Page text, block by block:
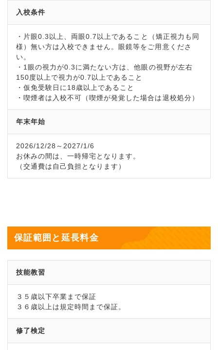
入校条件
・片眼0.3以上、両眼0.7以上であること（矯正視力も同
様）無い方は入校できません。眼鏡等をご用意くださ
い。
・1眼の視力が0.3に満たない方は、他眼の視野が左右
150度以上で視力が0.7以上であること
・仮免受験日に18歳以上であること
・喫煙者は入校不可（喫煙が発覚した場合は退校処分）
年末年始
2026/12/28～2027/1/6
お休みの間は、一時帰宅となります。
（交通費は自己負担となります）
保証範囲と延長料金
技能教習
３５歳以下卒業まで保証
３６歳以上は規定時間まで保証。
修了検定